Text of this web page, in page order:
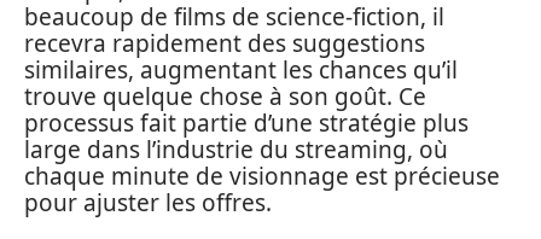
beaucoup de films de science-fiction, il
recevra rapidement des suggestions
similaires, augmentant les chances qu’il
trouve quelque chose à son goût. Ce
processus fait partie d’une stratégie plus
large dans l’industrie du streaming, où
chaque minute de visionnage est précieuse
pour ajuster les offres.